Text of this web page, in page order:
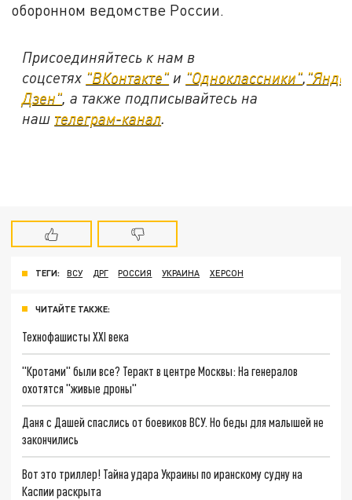
оборонном ведомстве России.
Присоединяйтесь к нам в
соцсетях "ВКонтакте" и "Одноклассники",
Дзен", а также подписывайтесь на
наш телеграм-канал.
ТЕГИ: ВСУ ДРГ РОССИЯ УКРАИНА ХЕРСОН
ЧИТАЙТЕ ТАКЖЕ:
Технофашисты XXI века
"Кротами" были все? Теракт в центре Москвы: На генералов
охотятся "живые дроны"
Даня с Дашей спаслись от боевиков ВСУ. Но беды для малышей не
закончились
Вот это триллер! Тайна удара Украины по иранскому судну на
Каспии раскрыта